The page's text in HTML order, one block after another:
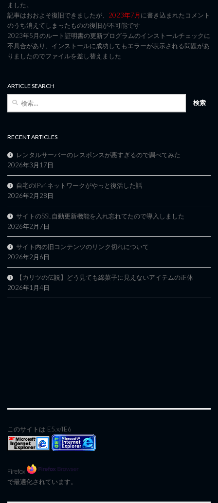
ました。
記事はおおよそ復旧できましたが、 2023年7月に書き込まれたコメント
のうち消えてしまったものの復旧が不可能です
2023年5月のルート証明書の更新プログラムのインストールチェックに
不具合があり、インストールに成功してもエラーが表示される問題があ
りましたのでファイルを差し替えました
ARTICLE SEARCH
RECENT ARTICLES
レンタルサーバーのレスポンスが悪すぎるので調べてみた
2026年3月17日
自宅のIPv4ネットワークがやっと復活した話
2026年2月28日
サイトのSSL自動更新機能を入れ忘れてたので導入しました
2026年2月7日
サイト内の旧コンテンツのリンク切れについて
2026年2月6日
【カリツの伝説】どう見ても綿菓子に見えないアイテムの正体
2026年1月4日
このサイトはIE5.x/IE6
Firefox
で最適化されています。